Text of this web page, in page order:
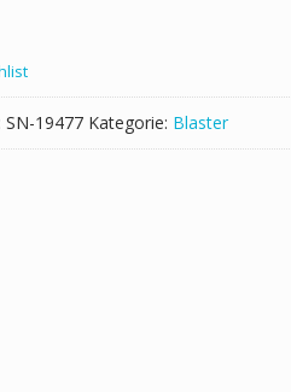
SN-19477 Kategorie: Blaster